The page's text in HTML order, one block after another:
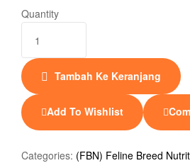
Quantity
Tambah Ke Keranjang
Add To Wishlist
Categories: (FBN) Feline Breed